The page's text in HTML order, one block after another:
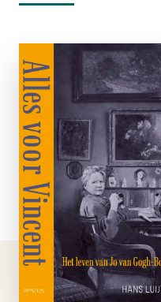
Alles voor
Vincent
paperback
‘Het is zo fijn aan het
eind van mijn leven,
na zo veel jaren van
onverschilligheid,
vijandigheid zelfs van
het publiek tegenover
Vincent en zijn werk,
te voelen dat de …